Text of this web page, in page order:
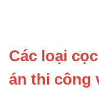
Các loại
án thi công